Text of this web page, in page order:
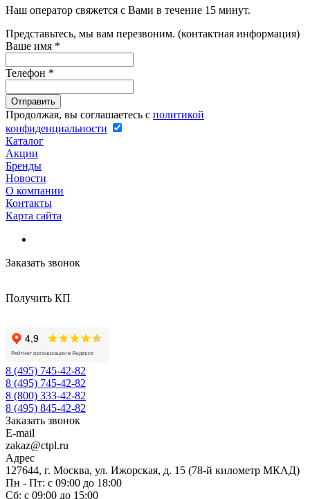
Наш оператор свяжется с Вами в течение 15 минут.
Представьтесь, мы вам перезвоним. (контактная информация)
Ваше имя *
Телефон *
Продолжая, вы соглашаетесь с политикой
конфиденциальности
Каталог
Акции
Бренды
Новости
О компании
Контакты
Карта сайта
Заказать звонок
Получить КП
8 (495) 745-42-82
8 (495) 745-42-82
8 (800) 333-42-82
8 (495) 845-42-82
Заказать звонок
E-mail
zakaz@ctpl.ru
Адрес
127644, г. Москва, ул. Ижорская, д. 15 (78-й километр МКАД)
Пн - Пт: с 09:00 до 18:00
Сб: с 09:00 до 15:00